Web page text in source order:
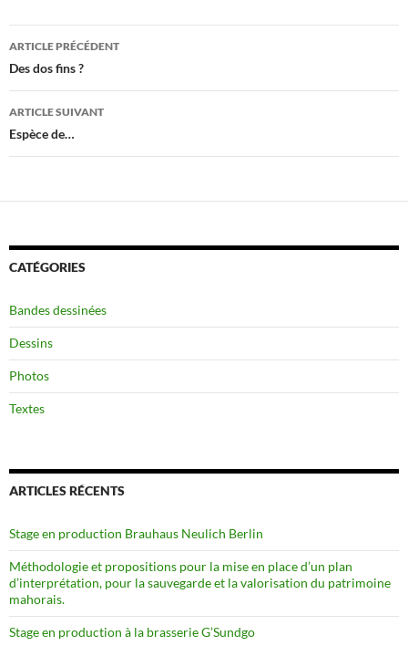
Navigation
des
articles
ARTICLE PRÉCÉDENT
Des dos fins ?
ARTICLE SUIVANT
Espèce de…
CATÉGORIES
Bandes dessinées
Dessins
Photos
Textes
ARTICLES RÉCENTS
Stage en production Brauhaus Neulich Berlin
Méthodologie et propositions pour la mise en place d’un plan
d’interprétation, pour la sauvegarde et la valorisation du patrimoine
mahorais.
Stage en production à la brasserie G’Sundgo